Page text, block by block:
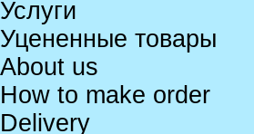
Услуги
Уцененные товары
About us
How to make order
Delivery